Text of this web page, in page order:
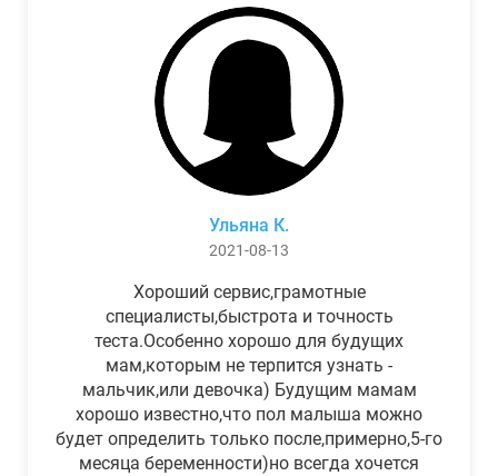
Ульяна К.
2021-08-13
Хороший сервис,грамотные
специалисты,быстрота и точность
теста.Особенно хорошо для будущих
мам,которым не терпится узнать -
мальчик,или девочка) Будущим мамам
хорошо известно,что пол малыша можно
будет определить только после,примерно,5-го
месяца беременности)но всегда хочется